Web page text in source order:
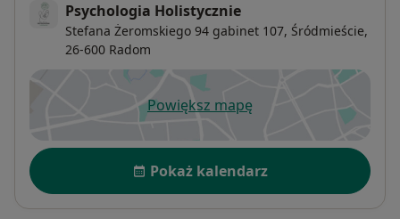
Psychologia Holistycznie
Stefana Żeromskiego 94 gabinet 107, Śródmieście,
26-600 Radom
Powiększ mapęotwiera się w nowej karcie
Dostępność
Pokaż kalendarz